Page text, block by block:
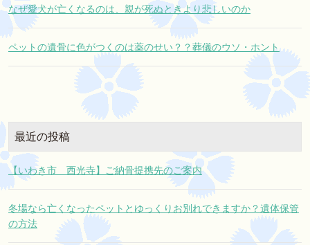
なぜ愛犬が亡くなるのは、親が死ぬときより悲しいのか
ペットの遺骨に色がつくのは薬のせい？？葬儀のウソ・ホント
最近の投稿
【いわき市 西光寺】ご納骨提携先のご案内
冬場なら亡くなったペットとゆっくりお別れできますか？遺体保管
の方法